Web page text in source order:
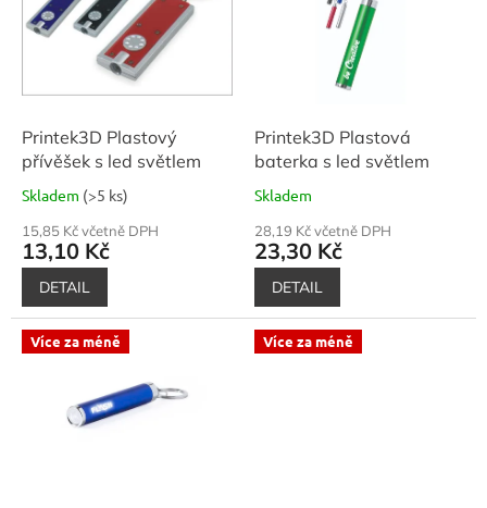
ů
Printek3D Plastový
přívěšek s led světlem
Skladem (>5 ks)
15,85 Kč včetně DPH
13,10 Kč
DETAIL
Printek3D Plastová
baterka s led světlem
Skladem
28,19 Kč včetně DPH
23,30 Kč
DETAIL
Více za méně Více za méně